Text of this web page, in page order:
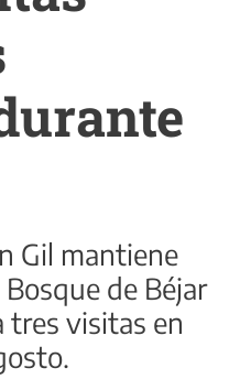
Gil mantiene
de Béjar
tres visitas en